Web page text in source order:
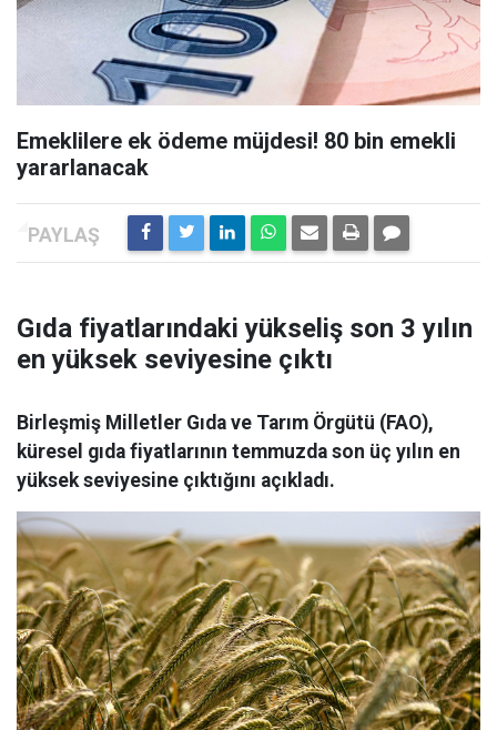
Emeklilere ek ödeme müjdesi! 80 bin emekli
yararlanacak
Gıda fiyatlarındaki yükseliş son 3 yılın
en yüksek seviyesine çıktı
Birleşmiş Milletler Gıda ve Tarım Örgütü (FAO),
küresel gıda fiyatlarının temmuzda son üç yılın en
yüksek seviyesine çıktığını açıkladı.